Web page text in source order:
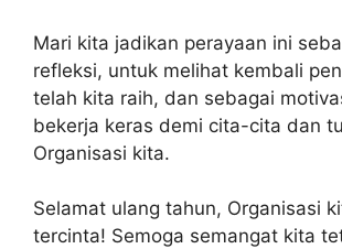
Mari kita jadikan perayaan ini
refleksi, untuk melihat kembali
telah kita raih, dan sebagai
bekerja keras demi cita-cita dan
Organisasi kita.
Selamat ulang tahun, Organisasi
tercinta! Semoga semangat kita